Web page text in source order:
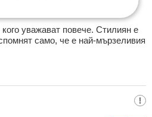
уважават повече. Стилиян е
само, че е най-мързеливия